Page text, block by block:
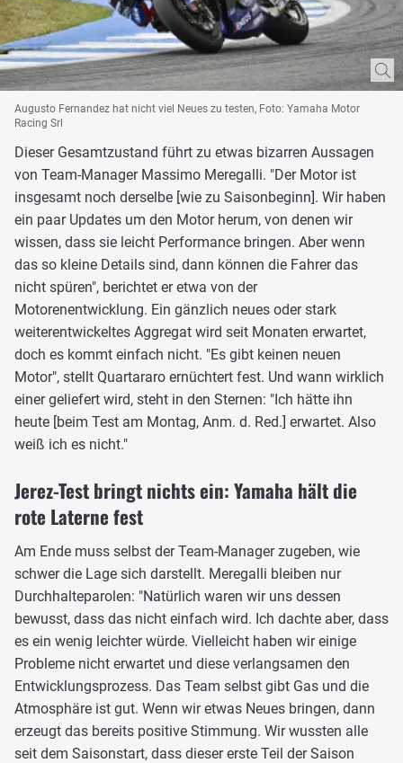
Augusto Fernandez hat nicht viel Neues zu testen, Foto: Yamaha Motor
Racing Srl
Dieser Gesamtzustand führt zu etwas bizarren Aussagen
von Team-Manager Massimo Meregalli. "Der Motor ist
insgesamt noch derselbe [wie zu Saisonbeginn]. Wir haben
ein paar Updates um den Motor herum, von denen wir
wissen, dass sie leicht Performance bringen. Aber wenn
das so kleine Details sind, dann können die Fahrer das
nicht spüren", berichtet er etwa von der
Motorenentwicklung. Ein gänzlich neues oder stark
weiterentwickeltes Aggregat wird seit Monaten erwartet,
doch es kommt einfach nicht. "Es gibt keinen neuen
Motor", stellt Quartararo ernüchtert fest. Und wann wirklich
einer geliefert wird, steht in den Sternen: "Ich hätte ihn
heute [beim Test am Montag, Anm. d. Red.] erwartet. Also
weiß ich es nicht."
Jerez-Test bringt nichts ein: Yamaha hält die
rote Laterne fest
Am Ende muss selbst der Team-Manager zugeben, wie
schwer die Lage sich darstellt. Meregalli bleiben nur
Durchhalteparolen: "Natürlich waren wir uns dessen
bewusst, dass das nicht einfach wird. Ich dachte aber, dass
es ein wenig leichter würde. Vielleicht haben wir einige
Probleme nicht erwartet und diese verlangsamen den
Entwicklungsprozess. Das Team selbst gibt Gas und die
Atmosphäre ist gut. Wenn wir etwas Neues bringen, dann
erzeugt das bereits positive Stimmung. Wir wussten alle
seit dem Saisonstart, dass dieser erste Teil der Saison